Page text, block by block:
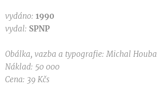
vydáno: 1990
vydal: SPNP
Obálka, vazba a typografie: Michal Houba
Náklad: 50 000
Cena: 39 Kčs